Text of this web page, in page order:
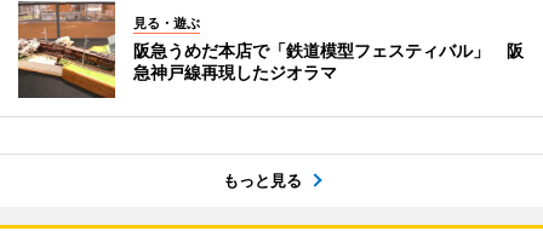
見る・遊ぶ
阪急うめだ本店で「鉄道模型フェスティバル」 阪
急神戸線再現したジオラマ
もっと見る